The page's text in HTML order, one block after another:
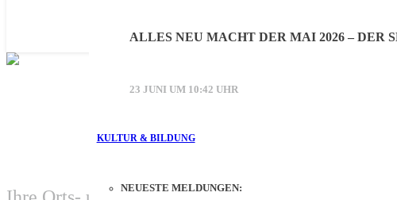
ALLES NEU MACHT DER MAI 2026 – DER
23 JUNI UM 10:42 UHR
KULTUR & BILDUNG
NEUESTE MELDUNGEN: